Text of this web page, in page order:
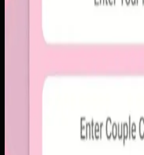
Kami membangun aplikasi
ringkas, notifikasi cepat, dan
rapi. Sistemnya dirancang
lebih personal tanpa membawa